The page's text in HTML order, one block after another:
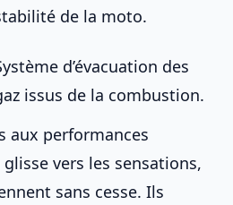
de la moto.
d’évacuation des
issus de la combustion.
aux performances
vers les sensations,
sans cesse. Ils